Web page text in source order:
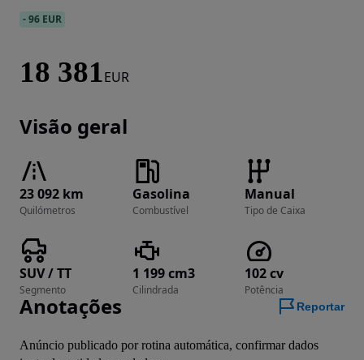
-96 EUR
18 381EUR
Visão geral
23 092 km
Quilómetros
Gasolina
Combustível
Manual
Tipo de Caixa
SUV / TT
Segmento
1 199 cm3
Cilindrada
102 cv
Potência
Anotações Reportar
Anúncio publicado por rotina automática, confirmar dados